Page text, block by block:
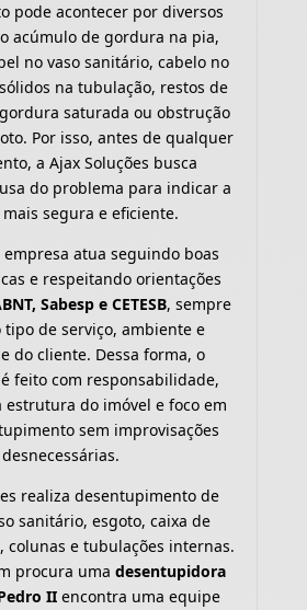
pode acontecer por diversos
acúmulo de gordura na pia,
no vaso sanitário, cabelo no
na tubulação, restos de
saturada ou obstrução
Por isso, antes de qualquer
a Ajax Soluções busca
do problema para indicar a
segura e eficiente.
empresa atua seguindo boas
e respeitando orientações
Sabesp e CETESB, sempre
tipo de serviço, ambiente e
do cliente. Dessa forma, o
feito com responsabilidade,
estrutura do imóvel e foco em
sem improvisações
desnecessárias.
realiza desentupimento de
sanitário, esgoto, caixa de
colunas e tubulações internas.
procura uma desentupidora
II encontra uma equipe